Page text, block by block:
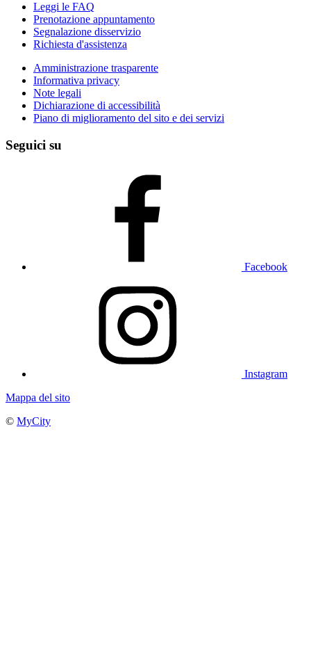
Leggi le FAQ
Prenotazione appuntamento
Segnalazione disservizio
Richiesta d'assistenza
Amministrazione trasparente
Informativa privacy
Note legali
Dichiarazione di accessibilità
Piano di miglioramento del sito e dei servizi
Seguici su
Facebook
Instagram
Mappa del sito
© MyCity